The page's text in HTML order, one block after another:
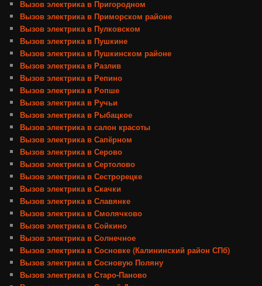
Вызов электрика в Пригородном
Вызов электрика в Приморском районе
Вызов электрика в Пулковском
Вызов электрика в Пушкине
Вызов электрика в Пушкинском районе
Вызов электрика в Разлив
Вызов электрика в Репино
Вызов электрика в Ропше
Вызов электрика в Ручьи
Вызов электрика в Рыбацкое
Вызов электрика в салон красоты
Вызов электрика в Сапёрном
Вызов электрика в Серово
Вызов электрика в Сертолово
Вызов электрика в Сестрорецке
Вызов электрика в Скачки
Вызов электрика в Славянке
Вызов электрика в Смолячково
Вызов электрика в Сойкино
Вызов электрика в Солнечное
Вызов электрика в Сосновке (Калининский район СПб)
Вызов электрика в Сосновую Поляну
Вызов электрика в Старо-Паново